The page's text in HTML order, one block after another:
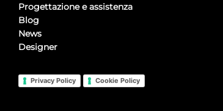
Progettazione e assistenza
Blog
News
Designer
Privacy Policy Cookie Policy